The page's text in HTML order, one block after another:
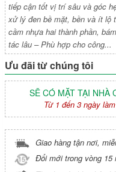
tiếp cận tốt vị trí sâu và góc
xử lý đen bề mặt, bền và ít lộ
cầm nhựa hai thành phần,
tác lâu – Phù hợp cho công...
Ưu đãi từ chúng tôi
SẼ CÓ MẶT TẠI NHÀ
Từ 1 đến 3 ngày
Giao hàng tận nơi,
Đổi mới trong vòng 15